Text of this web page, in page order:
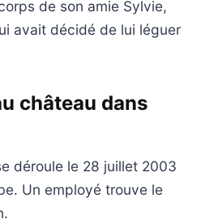
de son amie Sylvie,
avait décidé de lui léguer
château dans
déroule le 28 juillet 2003
Un employé trouve le